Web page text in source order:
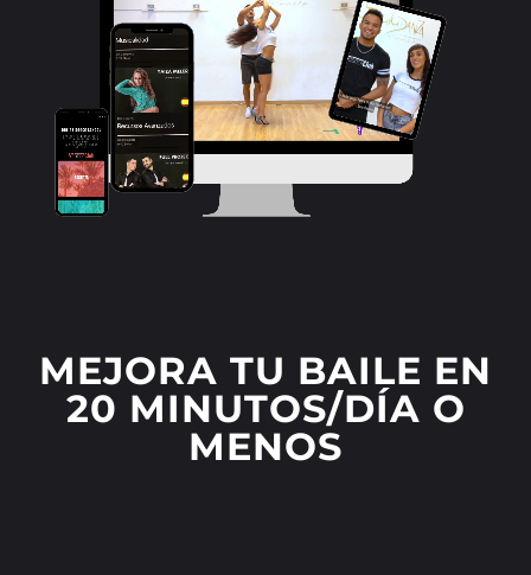
MEJORA TU BAILE EN
20 MINUTOS/DÍA O
MENOS